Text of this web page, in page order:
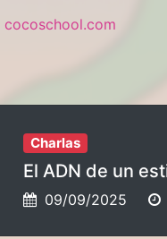
cocoschool.com
Charlas
El ADN de un
09/09/2025